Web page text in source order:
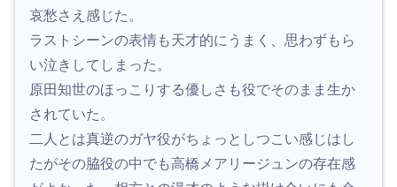
哀愁さえ感じた。
ラストシーンの表情も天才的にうまく、思わずもら
い泣きしてしまった。
原田知世のほっこりする優しさも役でそのまま生か
されていた。
二人とは真逆のガヤ役がちょっとしつこい感じはし
たがその脇役の中でも高橋メアリージュンの存在感